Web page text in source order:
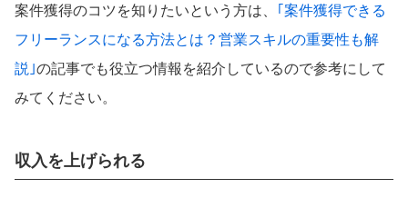
案件獲得のコツを知りたいという方は、
｢案件獲得できる
フリーランスになる方法とは？営業スキルの重要性も解
説｣の記事でも役立つ情報を紹介しているので参考にして
みてください。
収入を上げられる